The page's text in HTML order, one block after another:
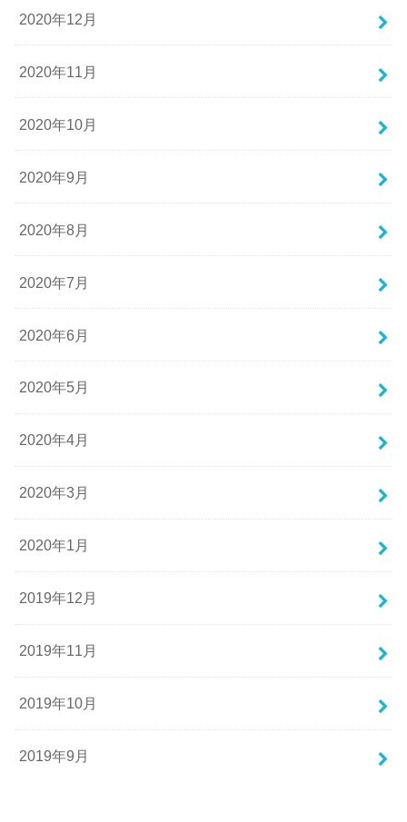
2020年12月
2020年11月
2020年10月
2020年9月
2020年8月
2020年7月
2020年6月
2020年5月
2020年4月
2020年3月
2020年1月
2019年12月
2019年11月
2019年10月
2019年9月